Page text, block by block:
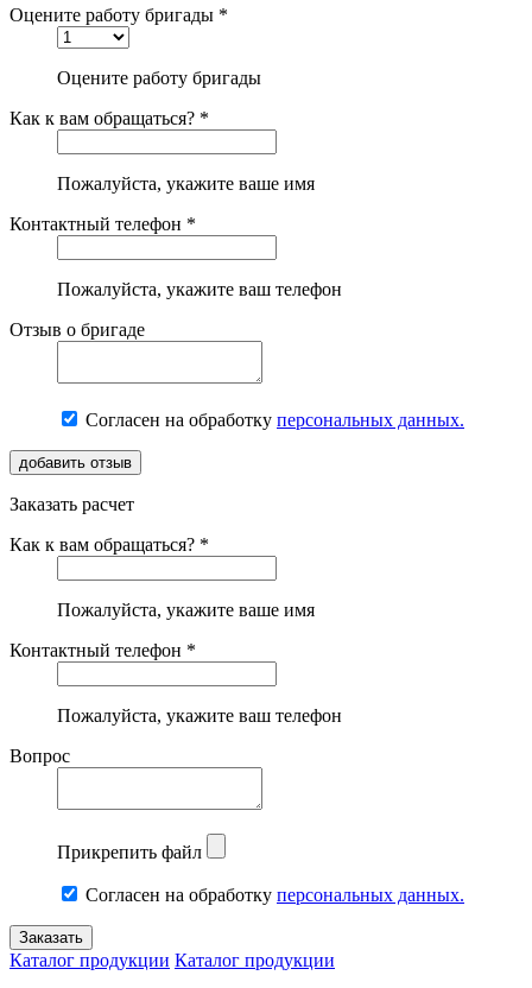
Оцените работу бригады *
Оцените работу бригады
Как к вам обращаться? *
Пожалуйста, укажите ваше имя
Контактный телефон *
Пожалуйста, укажите ваш телефон
Отзыв о бригаде
Согласен на обработку персональных данных.
Заказать расчет
Как к вам обращаться? *
Пожалуйста, укажите ваше имя
Контактный телефон *
Пожалуйста, укажите ваш телефон
Вопрос
Прикрепить файл
Согласен на обработку персональных данных.
Каталог продукции Каталог продукции